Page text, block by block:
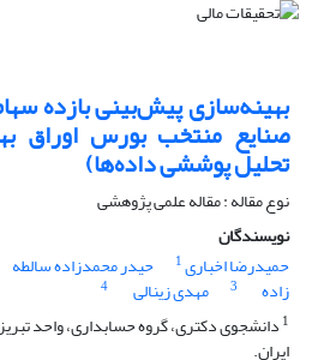
بهینه‌سازی پیش‌بینی بازده
صنایع منتخب بورس اوراق
تحلیل پوششی داده‌ها)
نوع مقاله : مقاله علمی پژوهشی
نویسندگان
حمیدرضا اخباری1 حیدر محمدزاده سالطه
زاده 3 مهدی زینالی
4
1 دانشجوی دکتری، گروه حسابداری، واحد
ایران.